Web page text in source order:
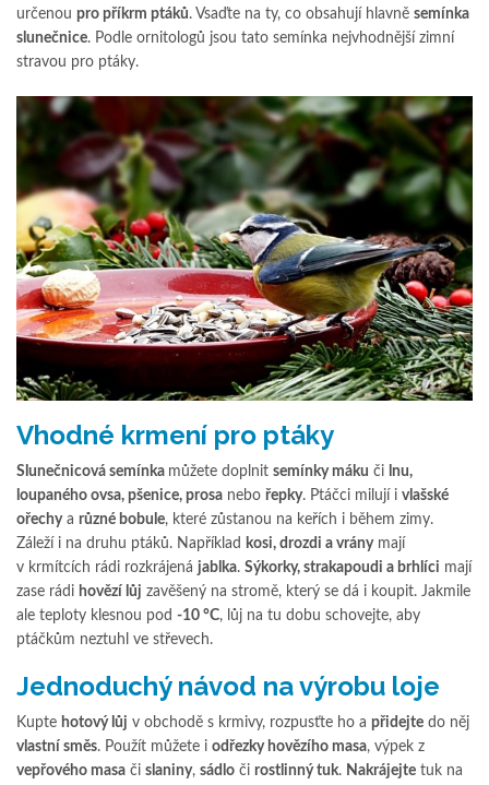
určenou pro příkrm ptáků. Vsaďte na ty, co obsahují hlavně semínka
slunečnice. Podle ornitologů jsou tato semínka nejvhodnější zimní
stravou pro ptáky.
Vhodné krmení pro ptáky
Slunečnicová semínka můžete doplnit semínky máku či lnu,
loupaného ovsa, pšenice, prosa nebo řepky. Ptáčci milují i vlašské
ořechya různé bobule, které zůstanou na keřích i během zimy.
Záleží i na druhu ptáků. Například kosi, drozdi a vránymají
v krmítcích rádi rozkrájená jablka. Sýkorky, strakapoudi a brhlíci mají
zase rádi hovězí lůj zavěšený na stromě, který se dá i koupit. Jakmile
ale teploty klesnou pod -10 °C, lůj na tu dobu schovejte, aby
ptáčkům neztuhl ve střevech.
Jednoduchý návod na výrobu loje
Kupte hotový lůj v obchodě s krmivy, rozpusťte ho a přidejte do něj
vlastní směs. Použít můžete i odřezky hovězího masa, výpek z
vepřového masa či slaniny, sádlo či rostlinný tuk. Nakrájejte tuk na